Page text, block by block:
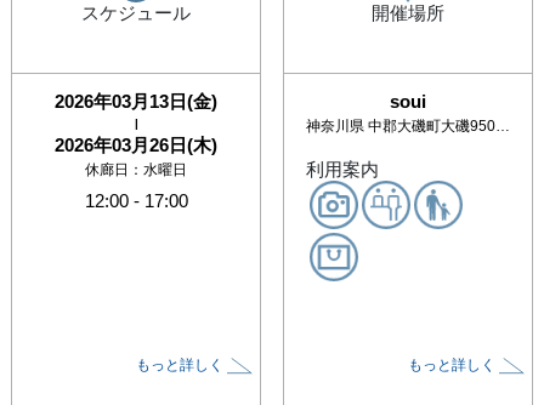
スケジュール
2026年03月13日(金)
|
2026年03月26日(木)
休廊日：水曜日
12:00- 17:00
もっと詳しく
開催場所
soui
神奈川県 中郡大磯町大磯950-5 2F
利用案内
もっと詳しく